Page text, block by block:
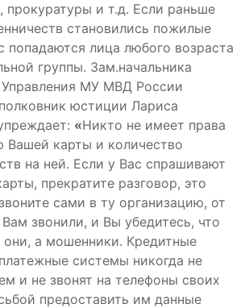
прокуратуры и т.д. Если раньше
становились пожилые
попадаются лица любого возраста
группы. Зам.начальника
Управления МУ МВД России
юстиции Лариса
«Никто не имеет права
Вашей карты и количество
на ней. Если у Вас спрашивают
прекратите разговор, это
сами в ту организацию, от
звонили, и Вы убедитесь, что
они, а мошенники. Кредитные
системы никогда не
и не звонят на телефоны своих
предоставить им данные